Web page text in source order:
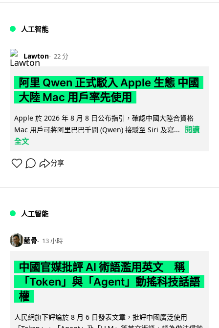
人工智能
Lawton 22 分
阿里 Qwen 正式駁入 Apple 生態 中國
大陸 Mac 用戶率先使用
Apple 於 2026 年 8 月 8 日公布指引，確認中國大陸合資格
Mac 用戶可將阿里巴巴千問 (Qwen) 接駁至 Siri 及寫...
閱讀
全文
分享
人工智能
藍骨 13 小時
中國官媒批評 AI 術語濫用英文 稱
「Token」與「Agent」動搖科技話語
權
人民網旗下評論於 8 月 6 日發表文章，批評中國廣泛使用